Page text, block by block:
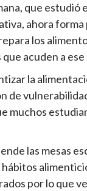
que estudió
ahora
los
acuden a ese
la
de
muchos
las mesas
por lo que